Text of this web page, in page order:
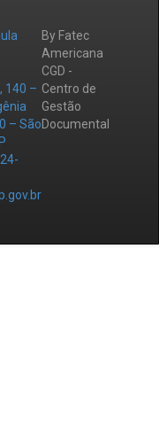
140 –
– São
By Fatec
Americana
CGD -
Centro de
Gestão
Documental